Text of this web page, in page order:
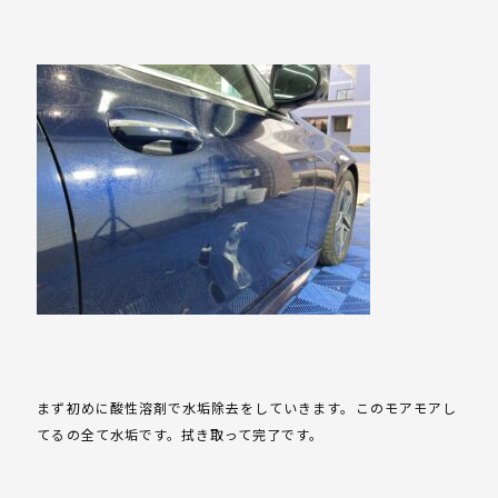
まず初めに酸性溶剤で水垢除去をしていきます。このモアモアし
てるの全て水垢です。拭き取って完了です。